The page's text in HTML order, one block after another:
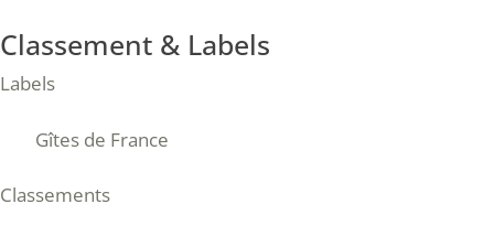
Classement & Labels
Labels
Gîtes de France
Classements